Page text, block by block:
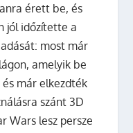
érett be, és
jól időzítette a
most már
amelyik be
már elkezdték
szánt 3D
Wars lesz persze